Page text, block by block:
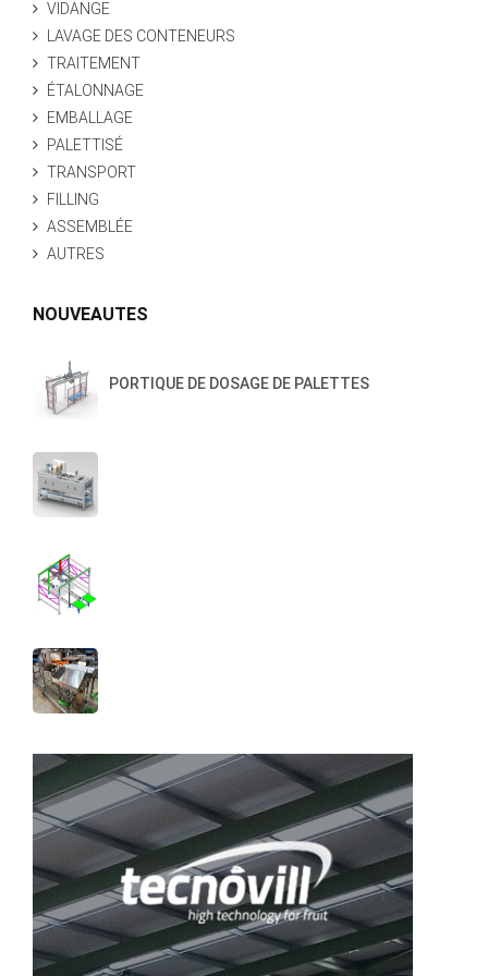
VIDANGE
LAVAGE DES CONTENEURS
TRAITEMENT
ÉTALONNAGE
EMBALLAGE
PALETTISÉ
TRANSPORT
FILLING
ASSEMBLÉE
AUTRES
NOUVEAUTES
PORTIQUE DE DOSAGE DE PALETTES